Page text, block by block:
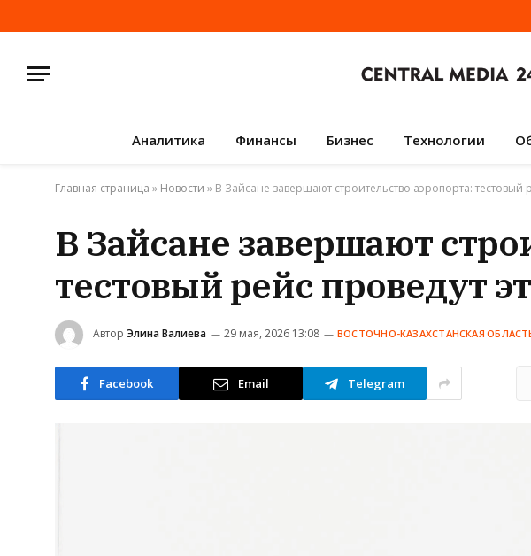
Аналитика Финансы Бизнес Технологии
Главная страница » Новости » В Зайсане завершают строительство аэропорта: тестовый
В Зайсане завершают
тестовый рейс проведут
Автор Элина Валиева 29 мая, 2026 13:08 ВОСТОЧНО-КАЗАХСТАНСКАЯ
Facebook Email Telegram